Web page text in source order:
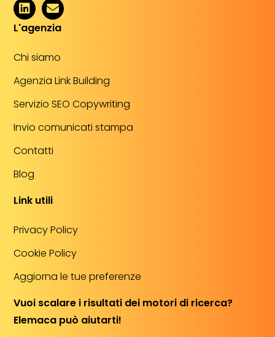
L'agenzia
Chi siamo
Agenzia Link Building
Servizio SEO Copywriting
Invio comunicati stampa
Contatti
Blog
Link utili
Privacy Policy
Cookie Policy
Aggiorna le tue preferenze
Vuoi scalare i risultati dei motori di ricerca?
Elemaca può aiutarti!